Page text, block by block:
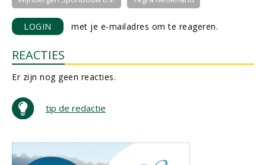
LOGIN met je e-mailadres om te reageren.
REACTIES
Er zijn nog geen reacties.
tip de redactie